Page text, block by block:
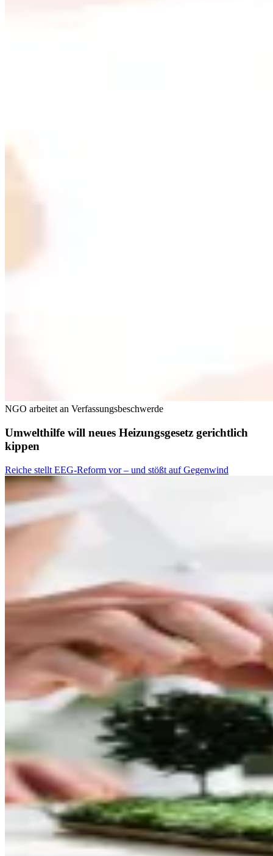
NGO arbeitet an Verfassungsbeschwerde
Umwelthilfe will neues Heizungsgesetz gerichtlich
kippen
Reiche stellt EEG-Reform vor – und stößt auf Gegenwind